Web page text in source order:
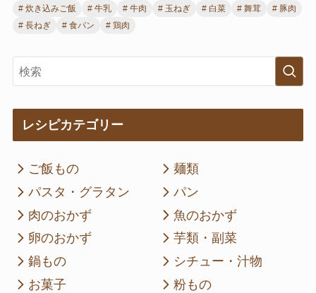
炊き込みご飯
牛乳 牛肉 玉ねぎ 白菜 舞茸
豚肉
長ねぎ
食パン 鶏肉
レシピカテゴリー
ご飯もの
パスタ・グラタン
肉のおかず
卵のおかず
鍋もの
お菓子
麺類
パン
魚のおかず
芋類・副菜
シチュー・汁物
粉もの